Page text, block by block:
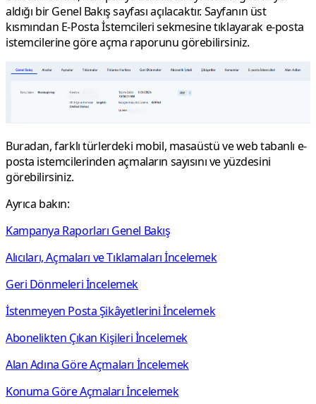
aldığı birGenel Bakışsayfası açılacaktır. Sayfanın üst
kısmından E-Posta İstemcilerisekmesine tıklayarak e-posta
istemcilerine göre açma raporunu görebilirsiniz.
Buradan, farklı türlerdeki mobil, masaüstü ve web tabanlı e-
posta istemcilerinden açmaların sayısını ve yüzdesini
görebilirsiniz.
Ayrıca bakın:
Kampanya Raporları Genel Bakış
Alıcıları, Açmaları ve Tıklamaları İncelemek
Geri Dönmeleri İncelemek
İstenmeyen Posta Şikâyetlerini İncelemek
Abonelikten Çıkan Kişileri İncelemek
Alan Adına Göre Açmaları İncelemek
Konuma Göre Açmaları İncelemek